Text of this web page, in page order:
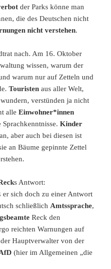
der Parks könne man
die des Deutschen nicht
nicht verstehen.
nach. Am 16. Oktober
wissen, warum der
warum nur auf Zetteln und
Touristenaus aller Welt,
verstünden ja nicht
alleEinwohner*innen
Sprachkenntnisse.Kinder
aber auch bei diesen ist
an Bäume gepinnte Zettel
s Antwort:
er sich doch zu einer Antwort
schließlich Amtssprache,
Reck den
reichten Warnungen auf
Hauptverwalter von der
(hier im Allgemeinen „die